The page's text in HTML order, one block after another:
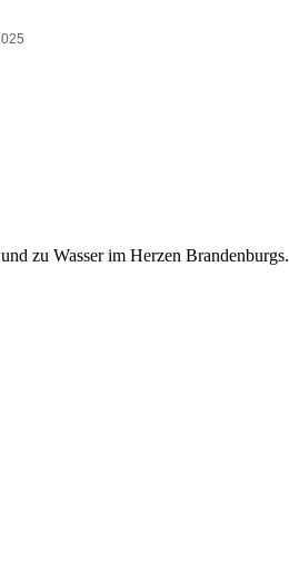
zu Wasser im Herzen Brandenburgs.